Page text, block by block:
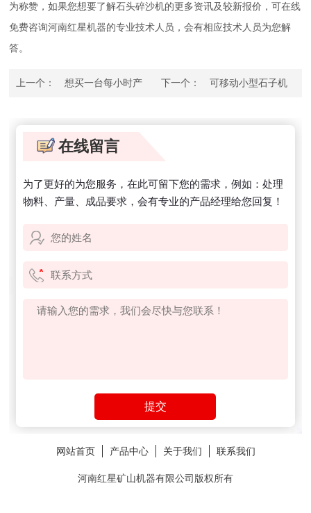
为称赞，如果您想要了解石头碎沙机的更多资讯及较新报价，可在线
免费咨询河南红星机器的专业技术人员，会有相应技术人员为您解
答。
上一个：
想买一台每小时产
下一个：
可移动小型石子机
在线留言
为了更好的为您服务，在此可留下您的需求，例如：处理
物料、产量、成品要求，会有专业的产品经理给您回复！
网站首页 产品中心 关于我们 联系我们
河南红星矿山机器有限公司版权所有